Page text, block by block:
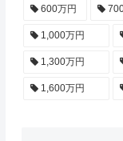
600万円
1,000万円
1,300万円
1,600万円